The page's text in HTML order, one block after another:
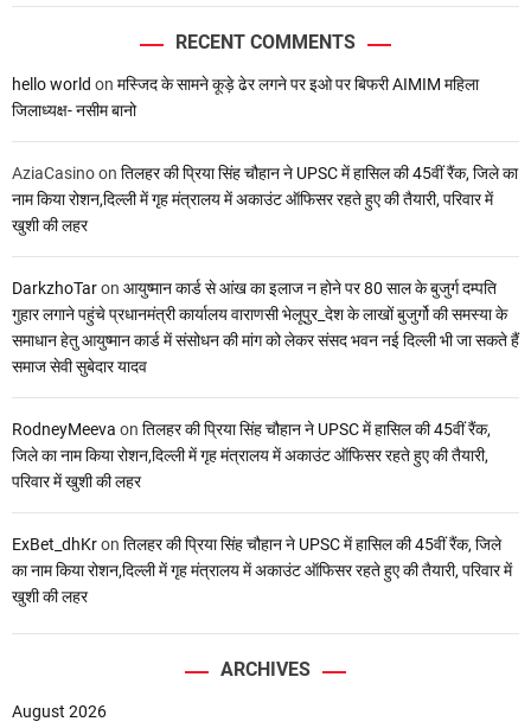
RECENT COMMENTS
hello world on मस्जिद के सामने कूड़े ढेर लगने पर इओ पर बिफरी AIMIM महिला
जिलाध्यक्ष- नसीम बानो
AziaCasinoon तिलहर की प्रिया सिंह चौहान ने UPSC में हासिल की 45वीं रैंक, जिले का
नाम किया रोशन,दिल्ली में गृह मंत्रालय में अकाउंट ऑफिसर रहते हुए की तैयारी, परिवार में
खुशी की लहर
DarkzhoTaron आयुष्मान कार्ड से आंख का इलाज न होने पर 80 साल के बुजुर्ग दम्पति
गुहार लगाने पहुंचे प्रधानमंत्री कार्यालय वाराणसी भेलूपुर_देश के लाखों बुजुर्गो की समस्या के
समाधान हेतु आयुष्मान कार्ड में संसोधन की मांग को लेकर संसद भवन नई दिल्ली भी जा सकते हैं
समाज सेवी सुबेदार यादव
RodneyMeeva on तिलहर की प्रिया सिंह चौहान ने UPSC में हासिल की 45वीं रैंक,
जिले का नाम किया रोशन,दिल्ली में गृह मंत्रालय में अकाउंट ऑफिसर रहते हुए की तैयारी,
परिवार में खुशी की लहर
ExBet_dhKron तिलहर की प्रिया सिंह चौहान ने UPSC में हासिल की 45वीं रैंक, जिले
का नाम किया रोशन,दिल्ली में गृह मंत्रालय में अकाउंट ऑफिसर रहते हुए की तैयारी, परिवार में
खुशी की लहर
ARCHIVES
August 2026